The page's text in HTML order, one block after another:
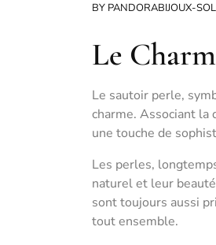
BY PANDORABIJOUX-
Le
Le sautoir perle,
charme. Associant la
une touche de
Les perles,
naturel et leur
sont toujours aussi
tout ensemble.